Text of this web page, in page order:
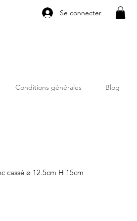
Se connecter
Conditions générales Blog
cassé ø 12.5cm H 15cm